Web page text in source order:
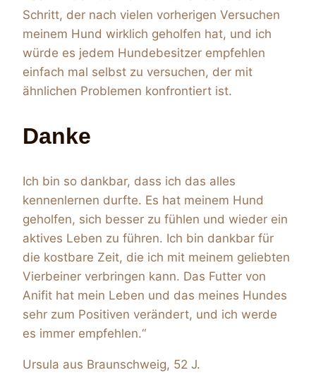
Schritt, der nach vielen vorherigen Versuchen
meinem Hund wirklich geholfen hat, und ich
würde es jedem Hundebesitzer empfehlen
einfach mal selbst zu versuchen, der mit
ähnlichen Problemen konfrontiert ist.
Danke
Ich bin so dankbar, dass ich das alles
kennenlernen durfte. Es hat meinem Hund
geholfen, sich besser zu fühlen und wieder ein
aktives Leben zu führen. Ich bin dankbar für
die kostbare Zeit, die ich mit meinem geliebten
Vierbeiner verbringen kann. Das Futter von
Anifit hat mein Leben und das meines Hundes
sehr zum Positiven verändert, und ich werde
es immer empfehlen.“
Ursula aus Braunschweig, 52 J.